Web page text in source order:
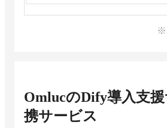
OmlucのDify導入支
携サービス